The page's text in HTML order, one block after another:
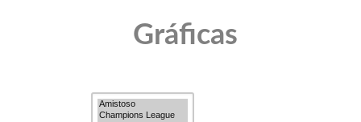
Gráficas